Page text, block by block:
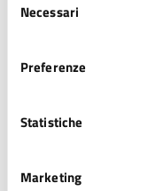
delNecessari
Preferenze
Statistiche
Marketing